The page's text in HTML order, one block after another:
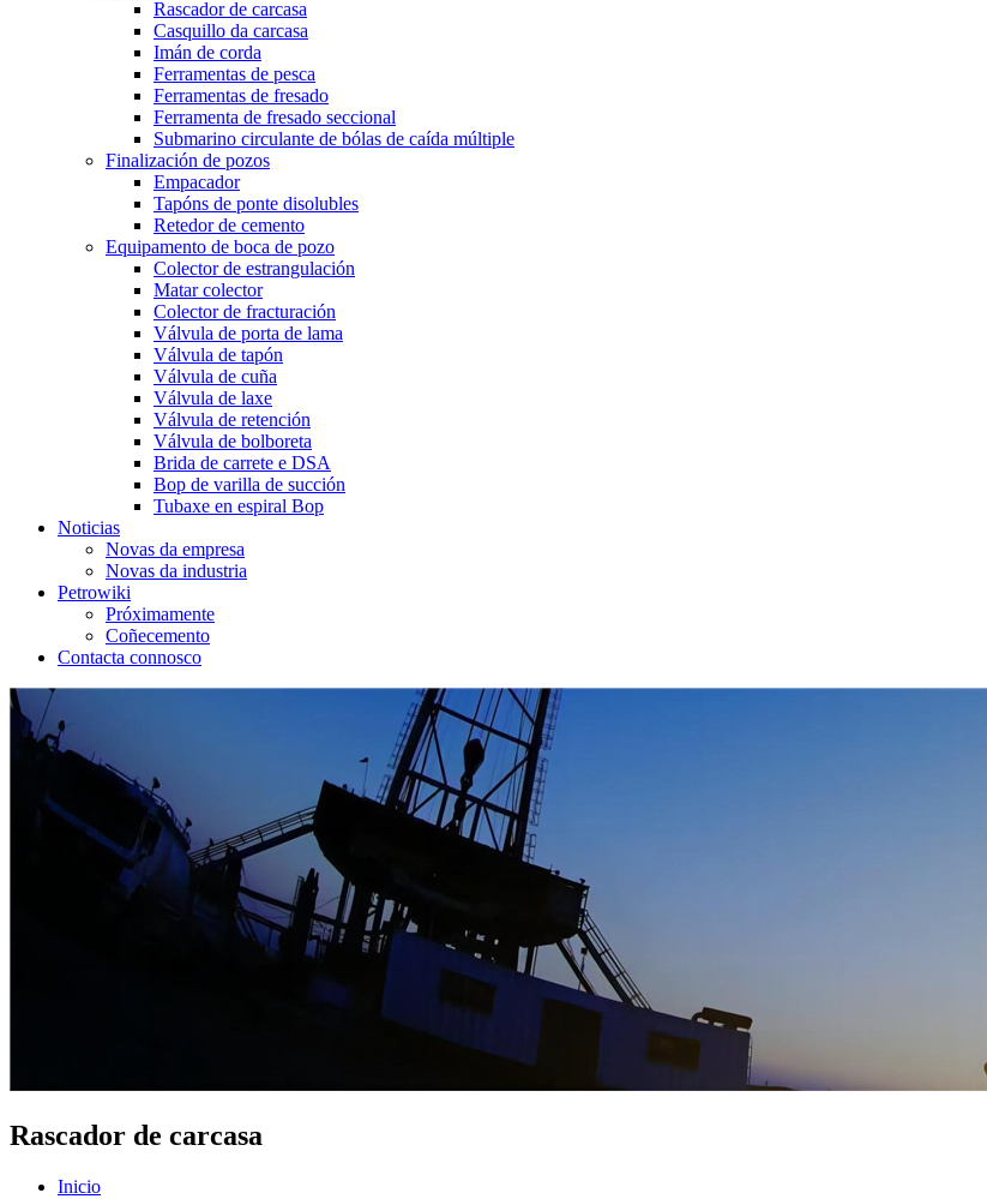
Rascador de carcasa
Casquillo da carcasa
Imán de corda
Ferramentas de pesca
Ferramentas de fresado
Ferramenta de fresado seccional
Submarino circulante de bólas de caída múltiple
Finalización de pozos
Empacador
Tapóns de ponte disolubles
Retedor de cemento
Equipamento de boca de pozo
Colector de estrangulación
Matar colector
Colector de fracturación
Válvula de porta de lama
Válvula de tapón
Válvula de cuña
Válvula de laxe
Válvula de retención
Válvula de bolboreta
Brida de carrete e DSA
Bop de varilla de succión
Tubaxe en espiral Bop
Noticias
Novas da empresa
Novas da industria
Petrowiki
Próximamente
Coñecemento
Contacta connosco
Rascador de carcasa
Inicio